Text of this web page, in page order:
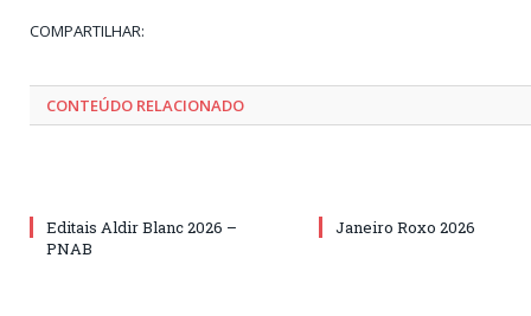
COMPARTILHAR:
CONTEÚDO RELACIONADO
Editais Aldir Blanc 2026 –
PNAB
Janeiro Roxo 2026